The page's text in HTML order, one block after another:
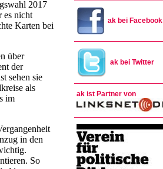
ak bei Facebook
ak bei Twitter
ak ist Partner von
2017
es nicht
Karten bei
über
der
sehen sie
als
im
in den
So